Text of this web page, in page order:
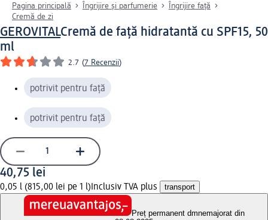
Pagina principală Îngrijire și parfumerie
Îngrijire față
Cremă de zi
GEROVITALCremă de față hidratantă cu SPF15, 50
ml
2.7 (7 Recenzii)
potrivit pentru față
potrivit pentru față
40,75 lei
0,05 l (815,00 lei pe 1 l) Inclusiv TVA plus transport
Preț permanent dmnemajorat din